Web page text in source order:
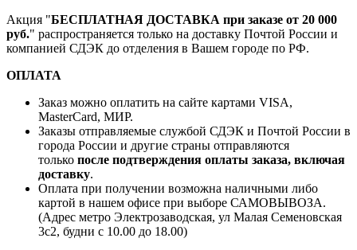
Акция "БЕСПЛАТНАЯ ДОСТАВКА при заказе от 20 000
руб." распространяется только на доставку Почтой России и
компанией СДЭК до отделения в Вашем городе по РФ.
ОПЛАТА
Заказ можно оплатить на сайте картами VISA,
MasterCard, МИР.
Заказы отправляемые службой СДЭК и Почтой России в
города России и другие страны отправляются
только после подтверждения оплаты заказа, включая
доставку.
Оплата при получении возможна наличными либо
картой в нашем офисе при выборе САМОВЫВОЗА.
(Адрес метро Электрозаводская, ул Малая Семеновская
3с2, будни с 10.00 до 18.00)